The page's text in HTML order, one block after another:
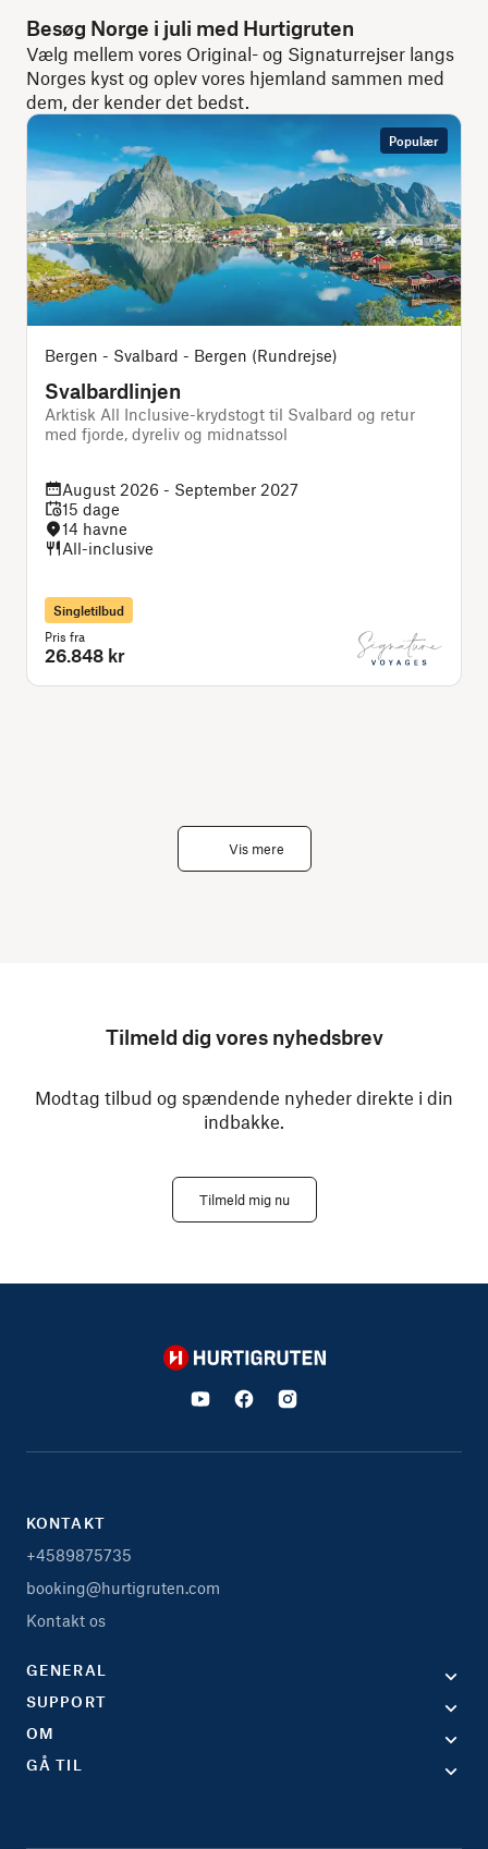
Besøg Norge i juli med Hurtigruten
Vælg mellem vores Original- og Signaturrejser langs
Norges kyst og oplev vores hjemland sammen med
dem, der kender det bedst.
Populær
Bergen - Svalbard - Bergen (Rundrejse)
Svalbardlinjen
Arktisk All Inclusive-krydstogt til Svalbard og retur
med fjorde, dyreliv og midnatssol
August 2026 - September 2027
15 dage
14 havne
All-inclusive
Singletilbud
Pris fra
26.848 kr
Vis mere
Tilmeld dig vores nyhedsbrev
Modtag tilbud og spændende nyheder direkte i din
indbakke.
Tilmeld mig nu
Hurtigruten
KONTAKT
+4589875735
booking@hurtigruten.com
Kontakt os
GENERAL
SUPPORT
OM
GÅ TIL